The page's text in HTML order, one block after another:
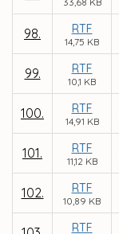
98. RTF
14,75 KB
99. RTF
10,1 KB
100. RTF
14,91 KB
101. RTF
11,12 KB
102. RTF
10,89 KB
RTF